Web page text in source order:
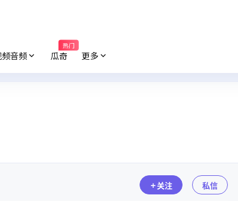
音频 瓜奇
热门
更多
关注 私信